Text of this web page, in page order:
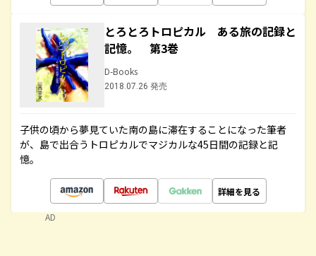
とろとろトロピカル ある旅の記録と
記憶。 第3巻
D-Books
2018.07.26 発売
子供の頃から夢見ていた南の島に滞在することになった筆者
が、島で出合うトロピカルでマジカルな45日間の記録と記
憶。
詳細を見る
AD